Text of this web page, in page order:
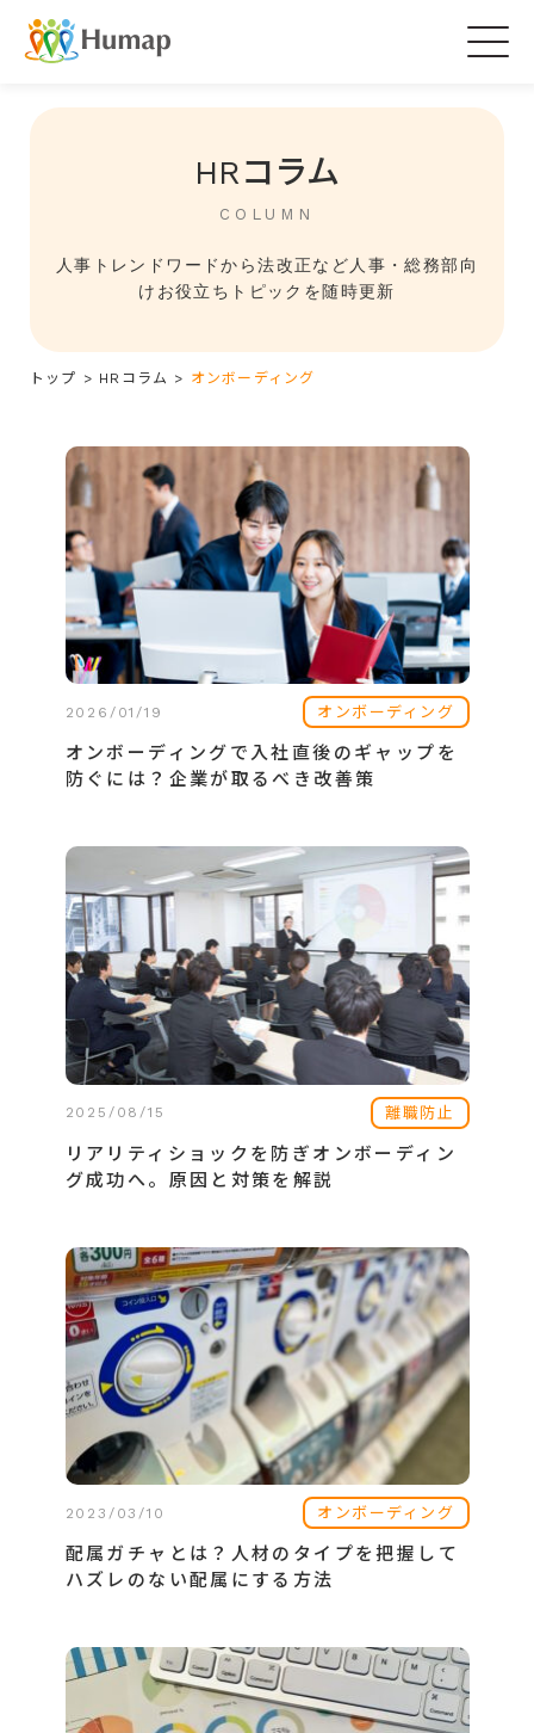
HRコラム
COLUMN
人事トレンドワードから法改正など人事・総務部向
けお役立ちトピックを随時更新
トップ > HRコラム > オンボーディング
2026/01/19 オンボーディング
オンボーディングで入社直後のギャップを
防ぐには？企業が取るべき改善策
2025/08/15 離職防止
リアリティショックを防ぎオンボーディン
グ成功へ。原因と対策を解説
2023/03/10 オンボーディング
配属ガチャとは？人材のタイプを把握して
ハズレのない配属にする方法